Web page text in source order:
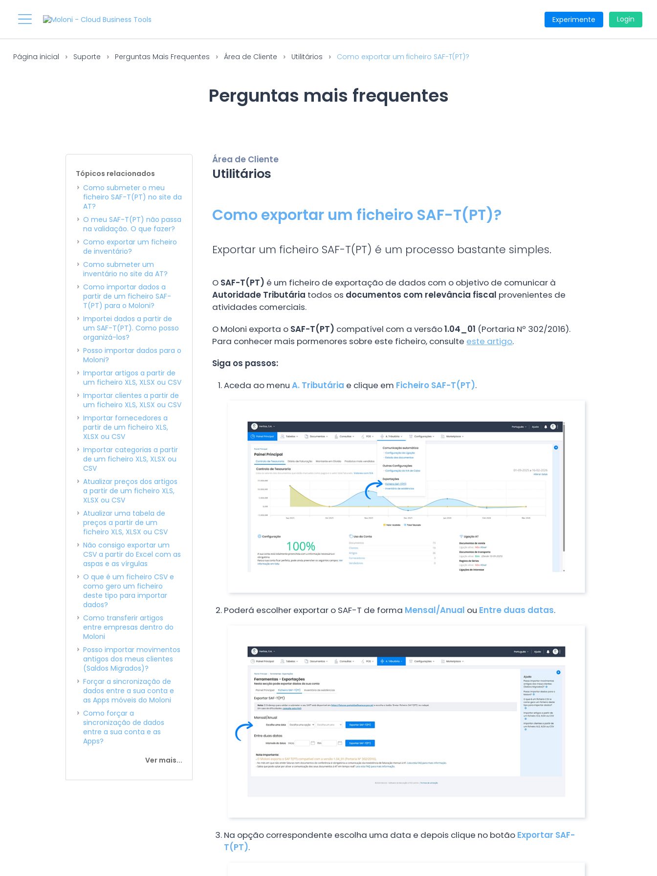
Experimente Login
Página inicial Suporte Perguntas Mais Frequentes Área de Cliente Utilitários Como exportar um ficheiro SAF-T(PT)?
Perguntas mais frequentes
Tópicos relacionados
Como submeter o meu
ficheiro SAF-T(PT) no site da
AT?
O meu SAF-T(PT) não passa
na validação. O que fazer?
Como exportar um ficheiro
de inventário?
Como submeter um
inventário no site da AT?
Como importar dados a
partir de um ficheiro SAF-
T(PT) para o Moloni?
Importei dados a partir de
um SAF-T(PT). Como posso
organizá-los?
Posso importar dados para o
Moloni?
Importar artigos a partir de
um ficheiro XLS, XLSX ou CSV
Importar clientes a partir de
um ficheiro XLS, XLSX ou CSV
Importar fornecedores a
partir de um ficheiro XLS,
XLSX ou CSV
Importar categorias a partir
de um ficheiro XLS, XLSX ou
CSV
Atualizar preços dos artigos
a partir de um ficheiro XLS,
XLSX ou CSV
Atualizar uma tabela de
preços a partir de um
ficheiro XLS, XLSX ou CSV
Não consigo exportar um
CSV a partir do Excel com as
aspas e as vírgulas
O que é um ficheiro CSV e
como gero um ficheiro
deste tipo para importar
dados?
Como transferir artigos
entre empresas dentro do
Moloni
Posso importar movimentos
antigos dos meus clientes
(Saldos Migrados)?
Forçar a sincronização de
dados entre a sua conta e
as Apps móveis do Moloni
Como forçar a
sincronização de dados
entre a sua conta e as
Apps?
Ver mais...
Área de Cliente
Utilitários
Como exportar um ficheiro SAF-T(PT)?
Exportar um ficheiro SAF-T(PT) é um processo bastante simples.
O SAF-T(PT) é um ficheiro de exportação de dados com o objetivo de comunicar à
Autoridade Tributária todos os documentos com relevância fiscal provenientes de
atividades comerciais.
O Moloni exporta o SAF-T(PT) compatível com a versão1.04_01 (Portaria Nº 302/2016).
Para conhecer mais pormenores sobre este ficheiro, consulte este artigo.
Siga os passos:
Aceda ao menuA. Tributária e clique em Ficheiro SAF-T(PT).
Poderá escolher exportar o SAF-T de forma Mensal/Anual ou Entre duas datas.
Na opção correspondente escolha uma data e depois clique no botão Exportar SAF-
T(PT).